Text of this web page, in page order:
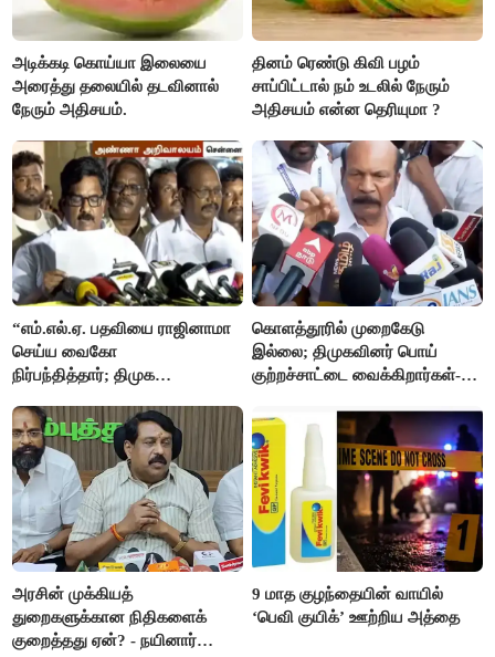
அடிக்கடி கொய்யா இலையை
அரைத்து தலையில் தடவினால்
நேரும் அதிசயம்.
தினம் ரெண்டு கிவி பழம்
சாப்பிட்டால் நம் உடலில் நேரும்
அதிசயம் என்ன தெரியுமா ?
“எம்.எல்.ஏ. பதவியை ராஜினாமா
செய்ய வைகோ
நிர்பந்தித்தார்; திமுக
தொடர்கிறோம்”- மதிமுக
எம்.எல்.ஏக்கள் பரபரப்பு பேட்டி
கொளத்தூரில் முறைகேடு
இல்லை; திமுகவினர் பொய்
குற்றச்சாட்டை வைக்கிறார்கள்-
அரசின் முக்கியத்
துறைகளுக்கான நிதிகளைக்
குறைத்தது ஏன்? - நயினார்
9 மாத குழந்தையின் வாயில்
‘பெவி குயிக்’ ஊற்றிய அத்தை